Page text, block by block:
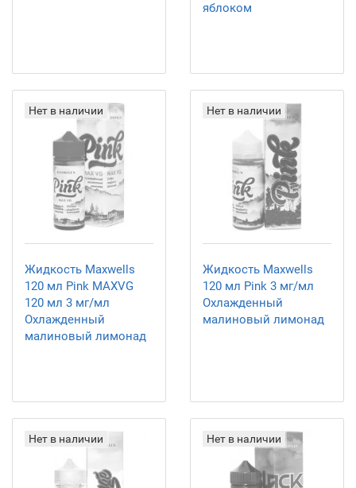
яблоком
Нет в наличии
Жидкость Maxwells
120 мл Pink MAXVG
120 мл 3 мг/мл
Охлажденный
малиновый лимонад
Нет в наличии
Жидкость Maxwells
120 мл Pink 3 мг/мл
Охлажденный
малиновый лимонад
Нет в наличии Нет в наличии